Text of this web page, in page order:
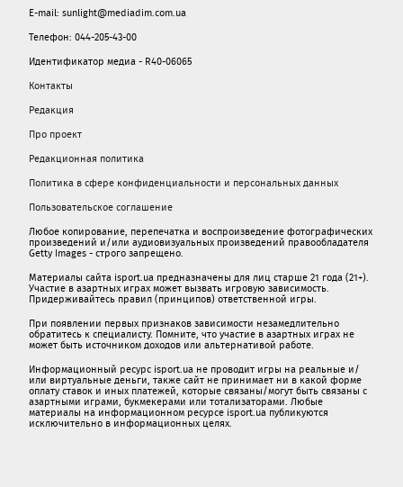
E-mail: sunlight@mediadim.com.ua
Телефон: 044-205-43-00
Идентификатор медиа - R40-06065
Контакты
Редакция
Про проект
Редакционная политика
Политика в сфере конфиденциальности и персональных данных
Пользовательское соглашение
Любое копирование, перепечатка и воспроизведение фотографических
произведений и/или аудиовизуальных произведений правообладателя
Getty Images - строго запрещено.
Материалы сайта isport.ua предназначены для лиц старше 21 года (21+).
Участие в азартных играх может вызвать игровую зависимость.
Придерживайтесь правил (принципов) ответственной игры.
При появлении первых признаков зависимости незамедлительно
обратитесь к специалисту. Помните, что участие в азартных играх не
может быть источником доходов или альтернативой работе.
Информационный ресурс isport.ua не проводит игры на реальные и/
или виртуальные деньги, также сайт не принимает ни в какой форме
oплaту ставок и иных платежей, которые связаны/могут быть связаны c
азартными игрaми, букмекерами или тотализаторами. Любые
материалы на информационном ресурсе isport.ua публикуютcя
исключительно в информационных целях.